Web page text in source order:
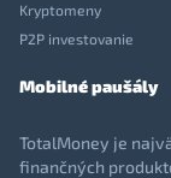
Kryptomeny
P2P investovanie
Mobilné paušály
TotalMoney je
finančných